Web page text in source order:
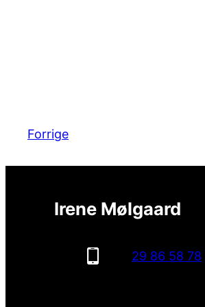
Forrige
Irene Mølgaard
29 86 58 78